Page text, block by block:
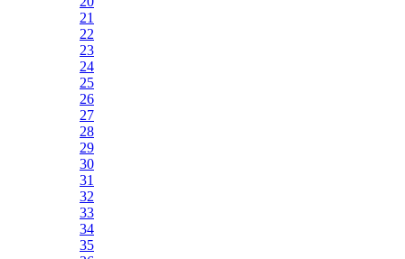
21
22
23
24
25
26
27
28
29
30
31
32
33
34
35